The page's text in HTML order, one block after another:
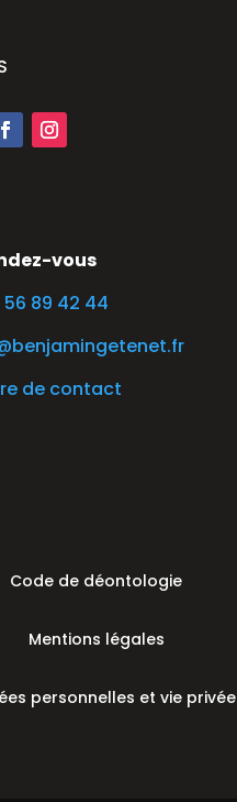
vous
89 42 44
de contact
Code de déontologie
Mentions légales
personnelles et vie privée